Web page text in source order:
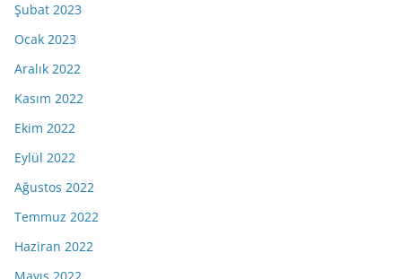
Şubat 2023
Ocak 2023
Aralık 2022
Kasım 2022
Ekim 2022
Eylül 2022
Ağustos 2022
Temmuz 2022
Haziran 2022